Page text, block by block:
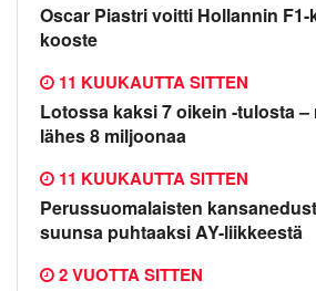
Oscar Piastri voitti Hollannin F1-
kooste
Lotossa kaksi 7 oikein -tulosta –
lähes 8 miljoonaa
11 KUUKAUTTA SITTEN
Perussuomalaisten
suunsa puhtaaksi AY-liikkeestä
11 KUUKAUTTA SITTEN
2 VUOTTA SITTEN